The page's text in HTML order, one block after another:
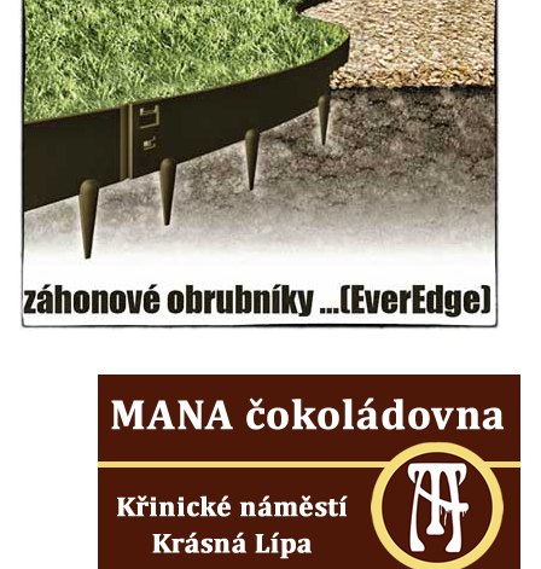
Sadech u Mlýnské stoky v Českých
Budějovicích
Sochy brouků u Mlýnské stoky v Českých
Budějovicích
Socha svatého Vincence Ferrerského na
nádvoří kláštera dominikánů v Českých
Budějovicích
Socha svatého Zachariáše na nádvoří
kláštera dominikánů v Českých
Budějovicích
dominikánů v Českých Budějovicích
Socha svaté Anny na nádvoří kláštera
dominikánů v Českých Budějovicích
Socha svatého Dominika na nádvoří
kláštera dominikánů v Českých